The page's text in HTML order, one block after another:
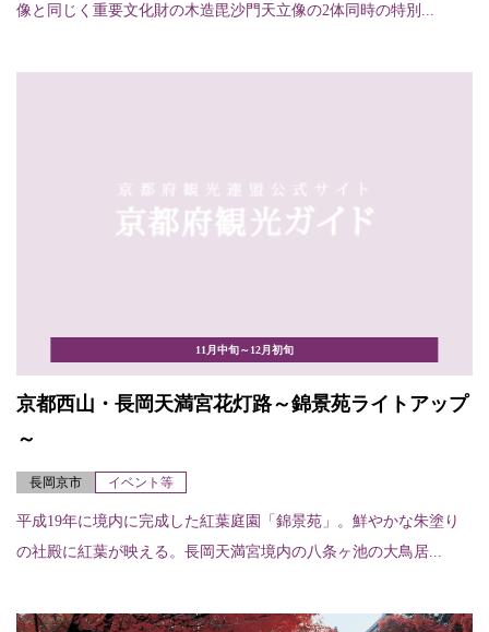
像と同じく重要文化財の木造毘沙門天立像の2体同時の特別...
11月中旬～12月初旬
京都西山・長岡天満宮花灯路～錦景苑ライトアップ
～
長岡京市 イベント等
平成19年に境内に完成した紅葉庭園「錦景苑」。鮮やかな朱塗り
の社殿に紅葉が映える。長岡天満宮境内の八条ヶ池の大鳥居...